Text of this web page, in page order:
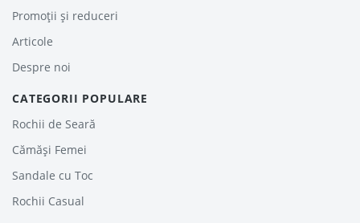
Promoții și reduceri
Articole
Despre noi
CATEGORII POPULARE
Rochii de Seară
Cămăși Femei
Sandale cu Toc
Rochii Casual